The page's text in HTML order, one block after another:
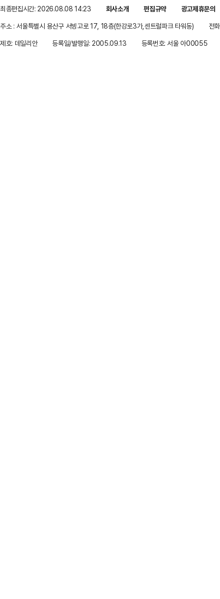
최종편집시간: 2026.08.08 14:23 회사소개 편집규약
광고제휴문의
주소 : 서울특별시 용산구 서빙고로 17, 18층(한강로3가,센트럴파크 타워동)
전
제호: 데일리안
등록일/발행일: 2005.09.13 등록번호: 서울 아00055